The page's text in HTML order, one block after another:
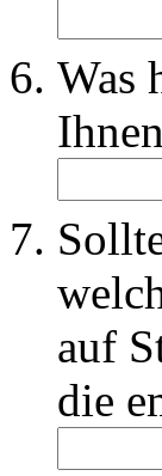
Was
auf
die